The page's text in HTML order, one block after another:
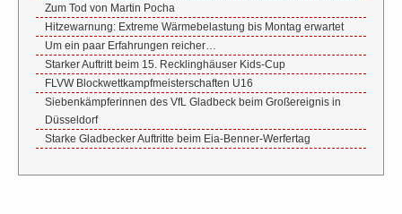
Zum Tod von Martin Pocha
Hitzewarnung: Extreme Wärmebelastung bis Montag erwartet
Um ein paar Erfahrungen reicher…
Starker Auftritt beim 15. Recklinghäuser Kids-Cup
FLVW Blockwettkampfmeisterschaften U16
Siebenkämpferinnen des VfL Gladbeck beim Großereignis in
Düsseldorf
Starke Gladbecker Auftritte beim Eia-Benner-Werfertag